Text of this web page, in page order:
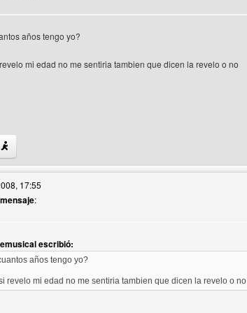
usuario
años tengo yo?
mi edad no me sentiria tambien que dicen la revelo o no
web del autor: desparchemusical
17:55
:
escribió:
años tengo yo?
revelo mi edad no me sentiria tambien que dicen la revelo o no